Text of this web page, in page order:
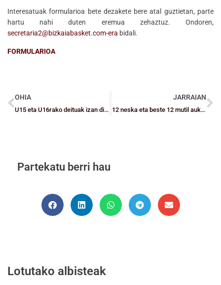
Interesatuak formularioa bete dezakete bere atal guztietan, parte
hartu nahi duten eremua zehaztuz. Ondoren,
secretaria2@bizkaiabasket.com-era bidali.
FORMULARIOA
OHIA
U15 eta U16rako deituak izan dira Aitana Bergara, Jon Aldecoa, Borja Fernández eta Oier Ardanza
JARRAIAN
12 neska eta beste 12 mutil aukeratu dituzte dagoeneko hautatzaileek Bizkaia aldetik Euskadiko Junior txapelketari begira
Partekatu berri hau
Lotutako albisteak